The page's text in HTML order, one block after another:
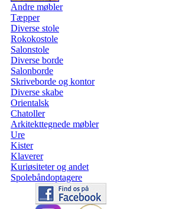
Andre møbler
Tæpper
Diverse stole
Rokokostole
Salonstole
Diverse borde
Salonborde
Skriveborde og kontor
Diverse skabe
Orientalsk
Chatoller
Arkitekttegnede møbler
Ure
Kister
Klaverer
Kuriøsiteter og andet
Spolebåndoptagere